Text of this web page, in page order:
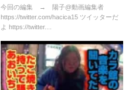
コブシ 木本武宏 仮想通貨 FX 投
資家】 投資詐欺
今回の編集 → 陽子@動画編集者
https://twitter.com/hacica15 ツイッターだ
よ https://twitter....